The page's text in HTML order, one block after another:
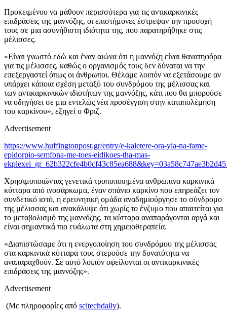
Προκειμένου να μάθουν περισσότερα για τις αντικαρκινικές
επιδράσεις της μαννόζης, οι επιστήμονες έστρεψαν την προσοχή
τους σε μια ασυνήθιστη ιδιότητα της, που παρατηρήθηκε στις
μέλισσες.
«Είναι γνωστό εδώ και έναν αιώνα ότι η μαννόζη είναι θανατηφόρα
για τις μέλισσες, καθώς ο οργανισμός τους δεν δύναται να την
επεξεργαστεί όπως οι άνθρωποι. Θέλαμε λοιπόν να εξετάσουμε αν
υπάρχει κάποια σχέση μεταξύ του συνδρόμου της μέλισσας και
των αντικαρκινικών ιδιοτήτων της μαννόζης, κάτι που θα μπορούσε
να οδηγήσει σε μια εντελώς νέα προσέγγιση στην καταπολέμηση
του καρκίνου», εξηγεί ο Φριζ.
Advertisement
https://www.huffingtonpost.gr/entry/e-kaletere-ora-yia-na-fame-
epidorpio-semfona-me-toes-eidikoes-tha-mas-
Χρησιμοποιώντας γενετικά τροποποιημένα ανθρώπινα καρκινικά
κύτταρα από ινοσάρκωμα, έναν σπάνιο καρκίνο που επηρεάζει τον
συνδετικό ιστό, η ερευνητική ομάδα αναδημιούργησε το σύνδρομο
της μέλισσας και ανακάλυψε ότι χωρίς το ένζυμο που απαιτείται για
το μεταβολισμό της μαννόζης, τα κύτταρα αναπαράγονται αργά και
είναι σημαντικά πιο ευάλωτα στη χημειοθεραπεία.
«Διαπιστώσαμε ότι η ενεργοποίηση του συνδρόμου της μέλισσας
στα καρκινικά κύτταρα τους στερούσε την δυνατότητα να
αναπαραχθούν. Σε αυτό λοιπόν οφείλονται οι αντικαρκινικές
επιδράσεις της μαννόζης».
Advertisement
(Με πληροφορίες από scitechdaily).